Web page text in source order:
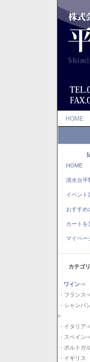
HOME
HOME
清水台平
イベント
おすすめ
カートを
マイペー
カテゴリ
ワイン->
- フランス-
- シャンパ
>
- イタリア-
- スペイン-
- ポルトガ
- イギリス